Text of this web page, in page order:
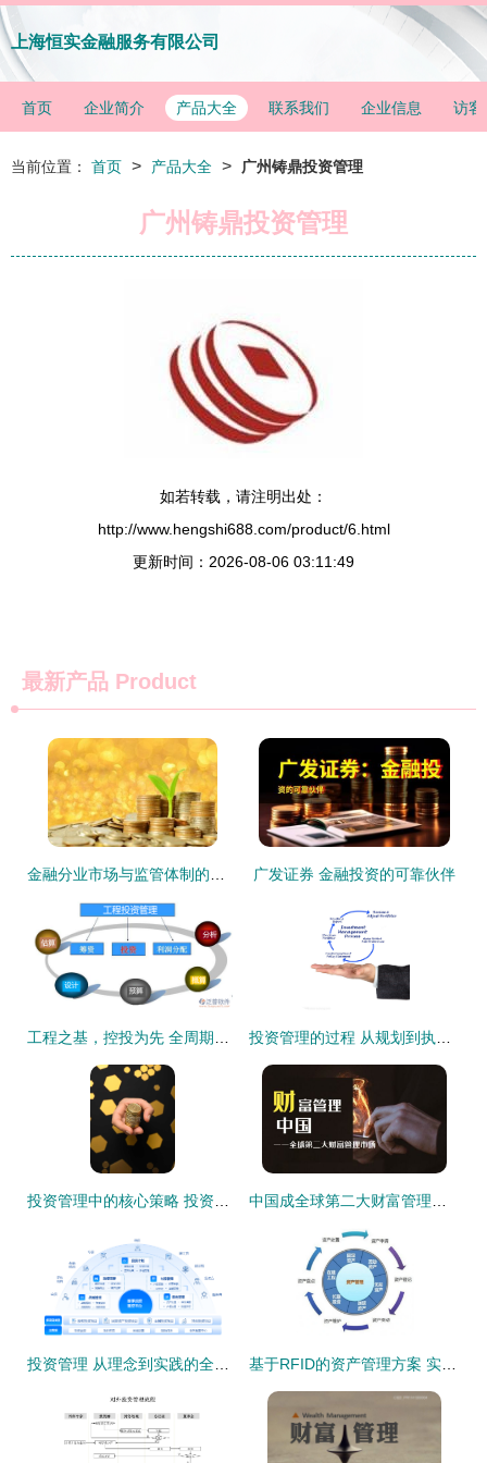
上海恒实金融服务有限公司
首页 企业简介 产品大全 联系我们 企业信息 访客
当前位置： 首页 > 产品大全 > 广州铸鼎投资管理
广州铸鼎投资管理
如若转载，请注明出处：
http://www.hengshi688.com/product/6.html
更新时间：2026-08-06 03:11:49
最新产品 Product
广发证券 金融投资的可靠伙伴